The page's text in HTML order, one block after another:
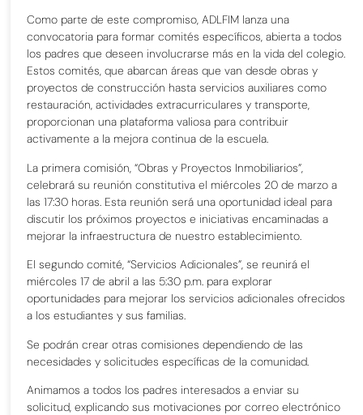
Como parte de este compromiso, ADLFIM lanza una
convocatoria para formar comités específicos, abierta a todos
los padres que deseen involucrarse más en la vida del colegio.
Estos comités, que abarcan áreas que van desde obras y
proyectos de construcción hasta servicios auxiliares como
restauración, actividades extracurriculares y transporte,
proporcionan una plataforma valiosa para contribuir
activamente a la mejora continua de la escuela.
La primera comisión, “Obras y Proyectos Inmobiliarios”,
celebrará su reunión constitutiva el miércoles 20 de marzo a
las 17:30 horas. Esta reunión será una oportunidad ideal para
discutir los próximos proyectos e iniciativas encaminadas a
mejorar la infraestructura de nuestro establecimiento.
El segundo comité, “Servicios Adicionales”, se reunirá el
miércoles 17 de abril a las 5:30 p.m. para explorar
oportunidades para mejorar los servicios adicionales ofrecidos
a los estudiantes y sus familias.
Se podrán crear otras comisiones dependiendo de las
necesidades y solicitudes específicas de la comunidad.
Animamos a todos los padres interesados a enviar su
solicitud, explicando sus motivaciones por correo electrónico